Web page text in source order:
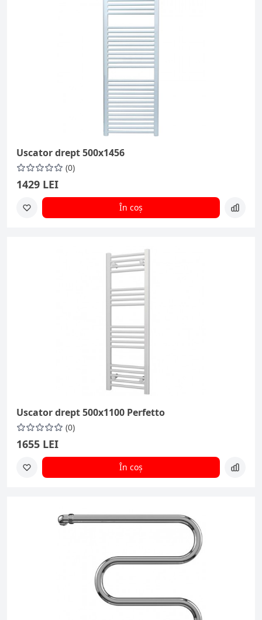
Uscator drept 500x1456
(0)
1429 LEI
În coș
Uscator drept 500x1100 Perfetto
(0)
1655 LEI
În coș